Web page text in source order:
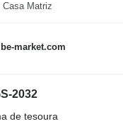
Casa Matriz
market.com
2032
de tesoura